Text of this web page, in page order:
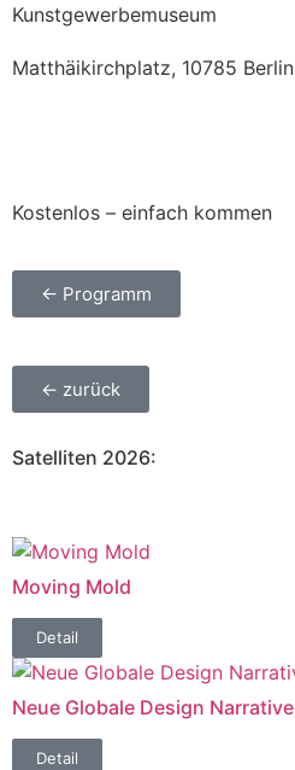
Kunstgewerbemuseum
Matthäikirchplatz, 10785 Berlin
Kostenlos – einfach kommen
← Programm
← zurück
Satelliten 2026:​
Moving Mold
Detail
Neue Globale Design Narrative
Detail